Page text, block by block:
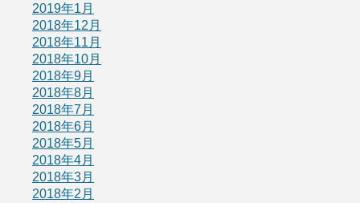
2019年1月
2018年12月
2018年11月
2018年10月
2018年9月
2018年8月
2018年7月
2018年6月
2018年5月
2018年4月
2018年3月
2018年2月